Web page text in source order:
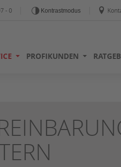
- 0 Kontrastmodus
PROFIKUNDEN